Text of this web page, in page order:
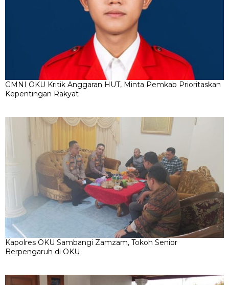
GMNI OKU Kritik Anggaran HUT, Minta Pemkab Prioritaskan
Kepentingan Rakyat
Kapolres OKU Sambangi Zamzam, Tokoh Senior
Berpengaruh di OKU